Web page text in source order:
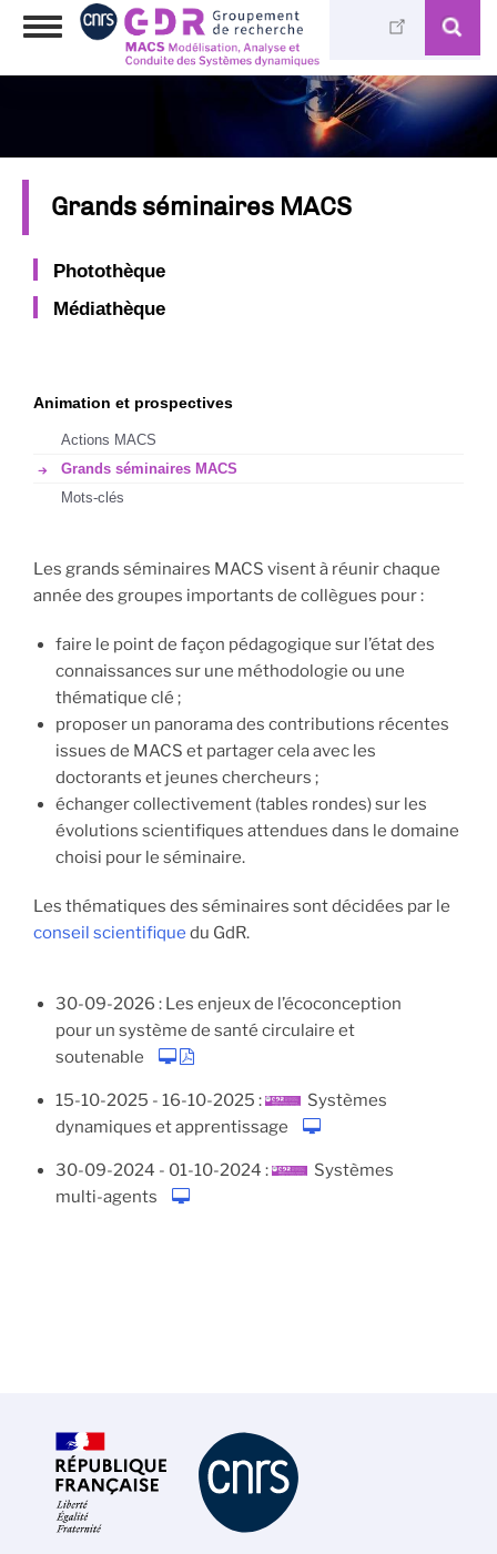
Aller
Toggle
Grands séminaires MACS
Photothèque
Médiathèque
Animation et prospectives
Actions MACS
Grands séminaires MACS
Mots-clés
Les grands séminaires MACS visent à réunir chaque
année des groupes importants de collègues pour :
faire le point de façon pédagogique sur l’état des
connaissances sur une méthodologie ou une
thématique clé ;
proposer un panorama des contributions récentes
issues de MACS et partager cela avec les
doctorants et jeunes chercheurs ;
échanger collectivement (tables rondes) sur les
évolutions scientifiques attendues dans le domaine
choisi pour le séminaire.
Les thématiques des séminaires sont décidées par le
conseil scientifique du GdR.
30-09-2026 : Les enjeux de l’écoconception
pour un système de santé circulaire et
soutenable
15-10-2025 - 16-10-2025 :
Systèmes
dynamiques et apprentissage
30-09-2024 - 01-10-2024 :
Systèmes
multi-agents